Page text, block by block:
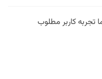
تجربه کاربر مطلوب